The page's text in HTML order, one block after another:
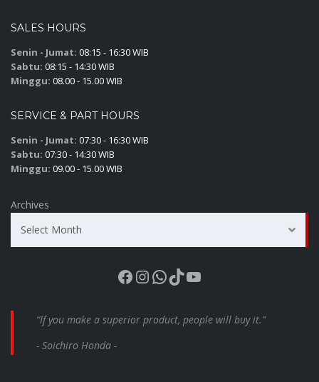
SALES HOURS
Senin - Jumat: 08:15 - 16:30 WIB
Sabtu: 08:15 - 14:30 WIB
Minggu: 08.00 - 15.00 WIB
SERVICE & PART HOURS
Senin - Jumat: 07:30 - 16:30 WIB
Sabtu: 07:30 - 14:30 WIB
Minggu: 09.00 - 15.00 WIB
Archives
Select Month
Facebook
Instagram
WhatsApp
TikTok
YouTube
“If you make a superior product, people will buy it.”
- Soichiro Honda -